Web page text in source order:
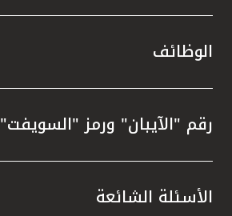
الوظائف
رقم "الآيبان" ورمز "السويفت"
الأسئلة الشائعة